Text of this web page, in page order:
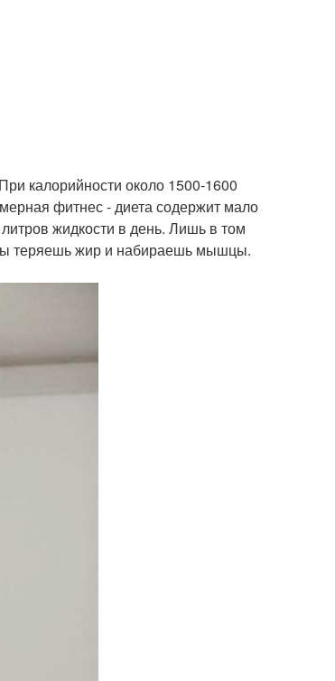
калорийности около 1500-1600
фитнес - диета содержит мало
жидкости в день. Лишь в том
ты теряешь жир и набираешь мышцы.